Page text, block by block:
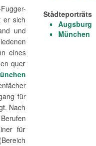
er sich
und
eines
quer
für
Nach
für
Städteporträts
Augsburg
München